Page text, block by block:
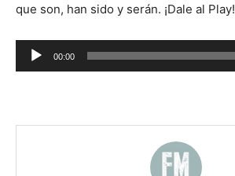
que son, han sido y serán. ¡Dale al Play!
Reproductor
de
00:00